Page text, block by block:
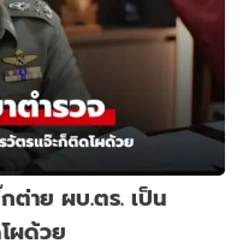
ต่าย ผบ.ตร. เป็น
ผด้วย